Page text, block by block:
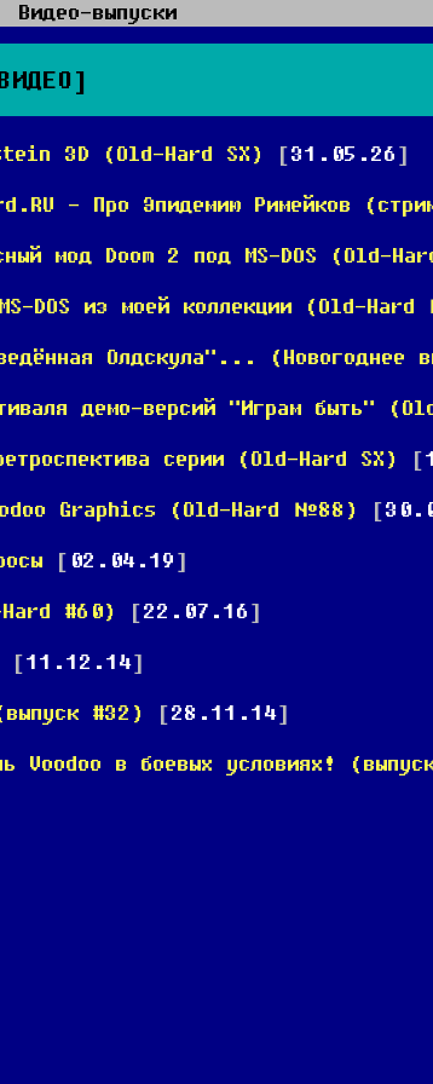
Видео-выпуски
3D (Old-Hard SX) [31.05.26]
- Про Эпидемию Римейков
мод Doom 2 под MS-DOS (Old-
DOS из моей коллекции (Old-
Олдскула"... (Новогоднее
демо-версий "Играм быть"
серии (Old-Hard SX)
[
Graphics (Old-Hard №88)
[
[ 02.04.19]
#60)
[22.07.16]
[11.12.14]
#32)
[28.11.14]
Voodoo в боевых условиях!